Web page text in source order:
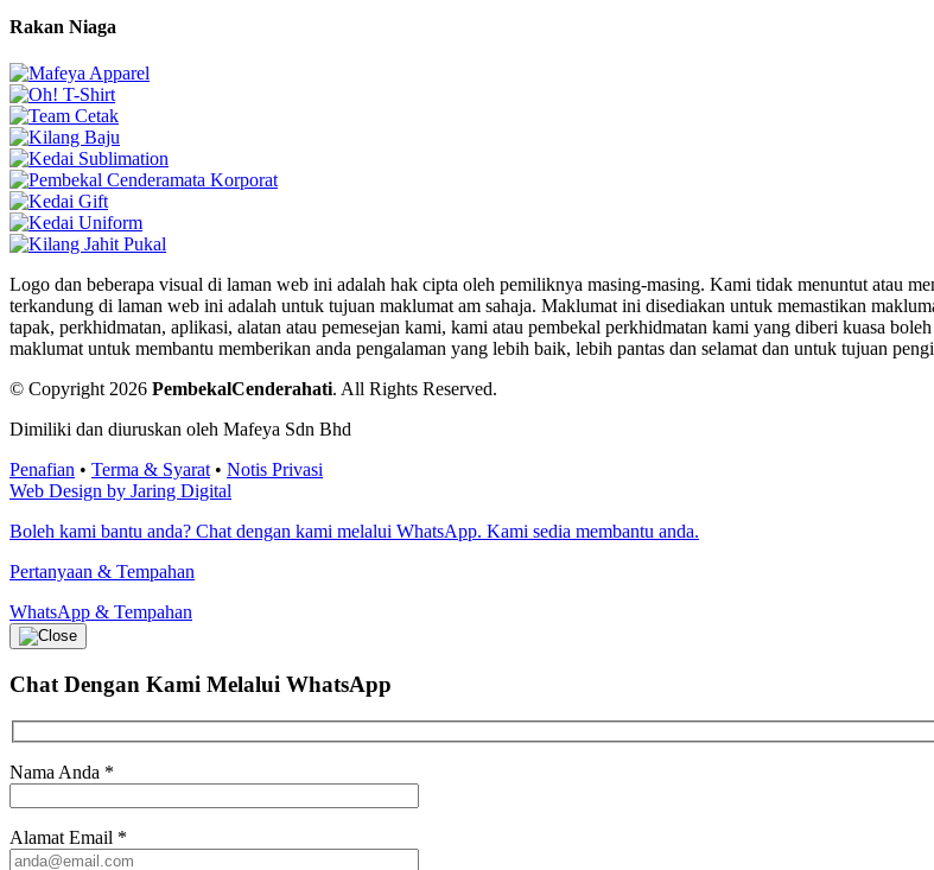
Rakan Niaga
Logo dan beberapa visual di laman web ini adalah hak cipta oleh pemiliknya masing-masing. Kami tidak menuntut atau
terkandung di laman web ini adalah untuk tujuan maklumat am sahaja. Maklumat ini disediakan untuk memastikan
tapak, perkhidmatan, aplikasi, alatan atau pemesejan kami, kami atau pembekal perkhidmatan kami yang diberi kuasa
maklumat untuk membantu memberikan anda pengalaman yang lebih baik, lebih pantas dan selamat dan untuk tujuan
© Copyright 2026 PembekalCenderahati. All Rights Reserved.
Dimiliki dan diuruskan oleh Mafeya Sdn Bhd
Penafian • Terma & Syarat • Notis Privasi
Web Design by Jaring Digital
Boleh kami bantu anda? Chat dengan kami melalui WhatsApp. Kami sedia membantu anda.
Pertanyaan & Tempahan
WhatsApp & Tempahan
Chat Dengan Kami Melalui WhatsApp
Nama Anda *
Alamat Email *